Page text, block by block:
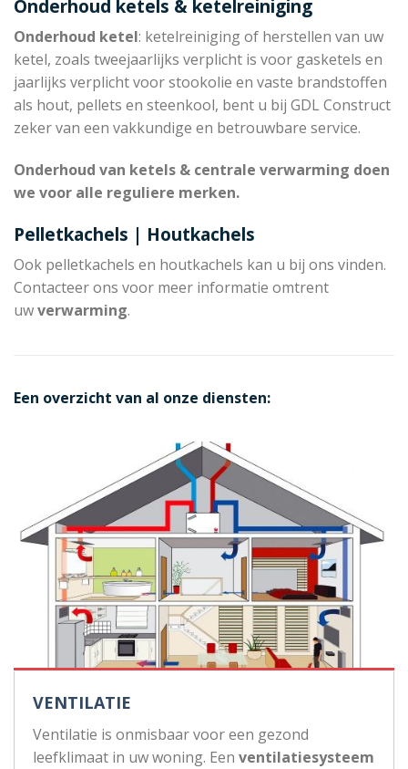
Onderhoud ketels & ketelreiniging
Onderhoud ketel: ketelreiniging of herstellen van uw
ketel, zoals tweejaarlijks verplicht is voor gasketels en
jaarlijks verplicht voor stookolie en vaste brandstoffen
als hout, pellets en steenkool, bent u bij GDL Construct
zeker van een vakkundige en betrouwbare service.
Onderhoud van ketels & centrale verwarming doen
we voor alle reguliere merken.
Pelletkachels | Houtkachels
Ook pelletkachels en houtkachels kan u bij ons vinden.
Contacteer ons voor meer informatie omtrent
uwverwarming.
Een overzicht van al onze diensten:
VENTILATIE
Ventilatie is onmisbaar voor een gezond
leefklimaat in uw woning. Een ventilatiesysteem